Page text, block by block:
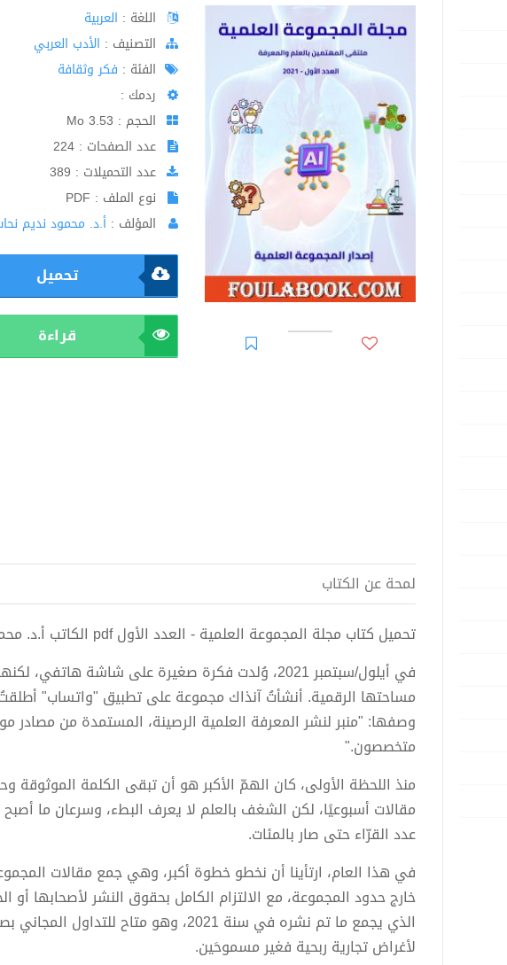
اللغة : العربية
اﻟﺘﺼﻨﻴﻒ : الأدب العربي
الفئة : فكر وثقافة
ردمك :
الحجم : 3.53 Mo
عدد الصفحات : 224
عدد التحميلات : 389
نوع الملف : PDF
المؤلف : أ.د. محمود نديم
تحميل
قراءة
لمحة عن الكتاب
تحميل كتاب مجلة المجموعة العلمية - العدد الأول pdf الكاتب أ.د. محمود نديم نحاس
في أيلول/سبتمبر 2021، وُلدت فكرة صغيرة على شاشة
مساحتها الرقمية. أنشأتُ آنذاك مجموعة على تطبيق "واتساب"
وصفها: "منبر لنشر المعرفة العلمية الرصينة، المستمدة من مصادر
متخصصون."
منذ اللحظة الأولى، كان الهمّ الأكبر هو أن تبقى الكلمة الموثوقة
مقالات أسبوعيًا، لكن الشغف بالعلم لا يعرف البطء، وسرعان ما
عدد القرّاء حتى صار بالمئات.
في هذا العام، ارتأينا أن نخطو خطوة أكبر، وهي جمع مقالات
خارج حدود المجموعة، مع الالتزام الكامل بحقوق النشر لأصحابها أو
الذي يجمع ما تم نشره في سنة 2021، وهو
لأغراض تجارية ربحية فغير مسموحَين.